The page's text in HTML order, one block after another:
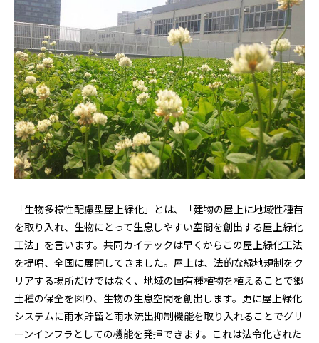
「生物多様性配慮型屋上緑化」とは、「建物の屋上に地域性種苗
を取り入れ、生物にとって生息しやすい空間を創出する屋上緑化
工法」を言います。共同カイテックは早くからこの屋上緑化工法
を提唱、全国に展開してきました。屋上は、法的な緑地規制をク
リアする場所だけではなく、地域の固有種植物を植えることで郷
土種の保全を図り、生物の生息空間を創出します。更に屋上緑化
システムに雨水貯留と雨水流出抑制機能を取り入れることでグリ
ーンインフラとしての機能を発揮できます。これは法令化された